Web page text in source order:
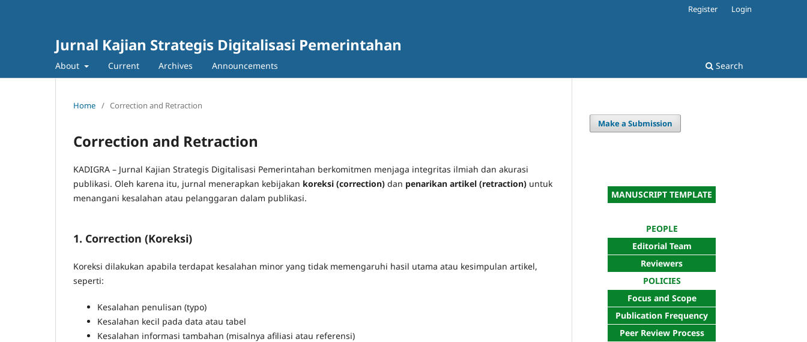
Jurnal Kajian Strategis Digitalisasi Pemerintahan
About Current Archives Announcements Search
Register Login
Home / Correction and Retraction
Correction and Retraction
KADIGRA – Jurnal Kajian Strategis Digitalisasi Pemerintahan berkomitmen menjaga integritas ilmiah dan akurasi
publikasi. Oleh karena itu, jurnal menerapkan kebijakan koreksi (correction) dan penarikan artikel (retraction) untuk
menangani kesalahan atau pelanggaran dalam publikasi.
1. Correction (Koreksi)
Koreksi dilakukan apabila terdapat kesalahan minor yang tidak memengaruhi hasil utama atau kesimpulan artikel,
seperti:
Kesalahan penulisan (typo)
Kesalahan kecil pada data atau tabel
Kesalahan informasi tambahan (misalnya afiliasi atau referensi)
Make a Submission
MANUSCRIPT TEMPLATE
PEOPLE
Editorial Team
Reviewers
POLICIES
Focus and Scope
Publication Frequency
Peer Review Process